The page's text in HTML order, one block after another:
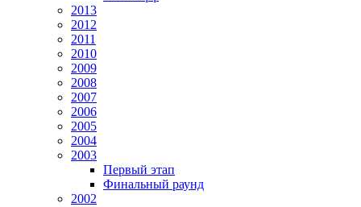
2013
2012
2011
2010
2009
2008
2007
2006
2005
2004
2003
Первый этап
Финальный раунд
2002